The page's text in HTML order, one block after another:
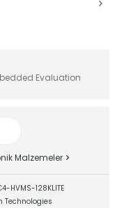
Evaluation
Malzemeler
HVMS-128KLITE
Technologies